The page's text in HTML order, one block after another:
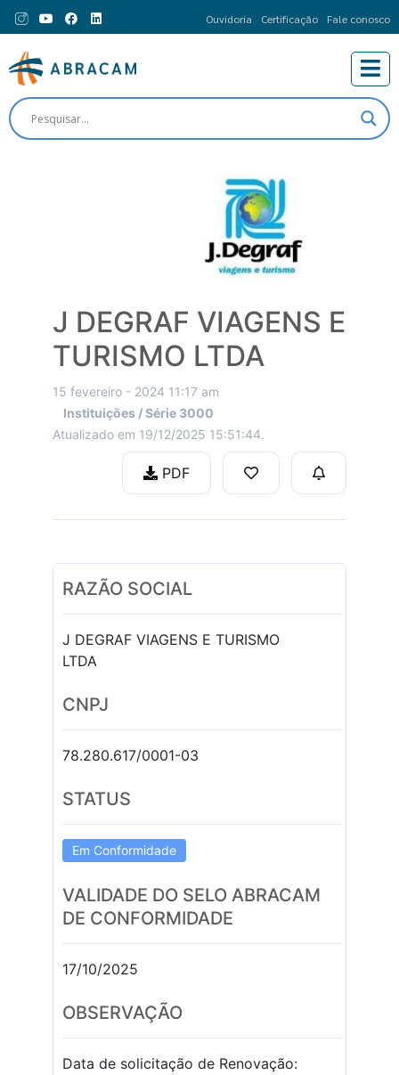
Ouvidoria Certificação Fale conosco
J DEGRAF VIAGENS E
TURISMO LTDA
15 fevereiro - 2024 11:17 am
Instituições / Série 3000
Atualizado em 19/12/2025 15:51:44.
PDF
RAZÃO SOCIAL
J DEGRAF VIAGENS E TURISMO
LTDA
CNPJ
78.280.617/0001-03
STATUS
Em Conformidade
VALIDADE DO SELO ABRACAM
DE CONFORMIDADE
17/10/2025
OBSERVAÇÃO
Data de solicitação de Renovação: